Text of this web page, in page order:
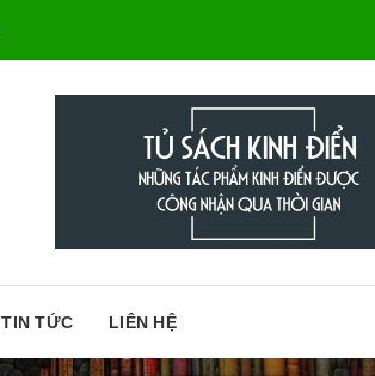
TIN TỨC LIÊN HỆ